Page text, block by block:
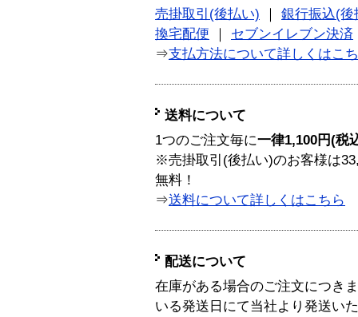
売掛取引(後払い) ｜ 銀行振込(後
換宅配便 ｜ セブンイレブン決済
⇒支払方法について詳しくはこ
送料について
1つのご注文毎に一律1,100円(税
※売掛取引(後払い)のお客様は
無料！
⇒送料について詳しくはこちら
配送について
在庫がある場合のご注文につき
いる発送日にて当社より発送い